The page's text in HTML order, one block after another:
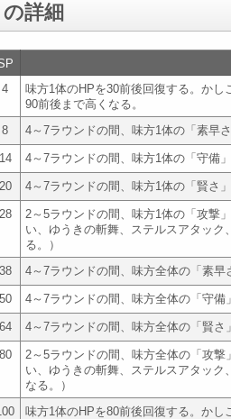
の詳細
4
味方1体のHPを30前後回復する。か
90前後まで高くなる。
8 4～7ラウンドの間、味方1体の「素早
14 4～7ラウンドの間、味方1体の「守備
20 4～7ラウンドの間、味方1体の「賢さ
28
2～5ラウンドの間、味方1体の「攻撃
い、ゆうきの斬舞、ステルスアタッ
る。）
38 4～7ラウンドの間、味方全体の「素早
50 4～7ラウンドの間、味方全体の「守備
64 4～7ラウンドの間、味方全体の「賢さ
80
2～5ラウンドの間、味方全体の「攻
い、ゆうきの斬舞、ステルスアタッ
なる。）
味方1体のHPを80前後回復する。か